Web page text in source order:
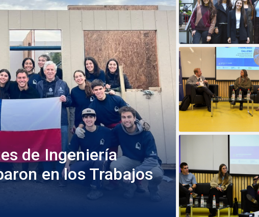
de Ingeniería
en los Trabajos